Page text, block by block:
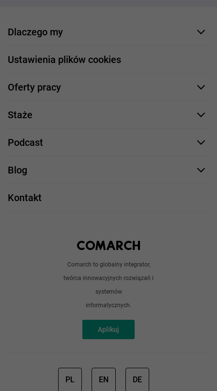
Comarch to globalny integrator,
twórca innowacyjnych rozwiązań i
systemów
informatycznych.
Aplikuj
Dlaczego my
Nasi pracownicy
Nasze projekty
Profile zawodowe
Ustawienia plików cookies
Oferty pracy
Formularz aplikacyjny
.NET
C++
Doświadczeni programiści
Staże
Staże IT
Podcast
Comarch Careers
Blog
Praca w IT
Kontakt
PL EN DE